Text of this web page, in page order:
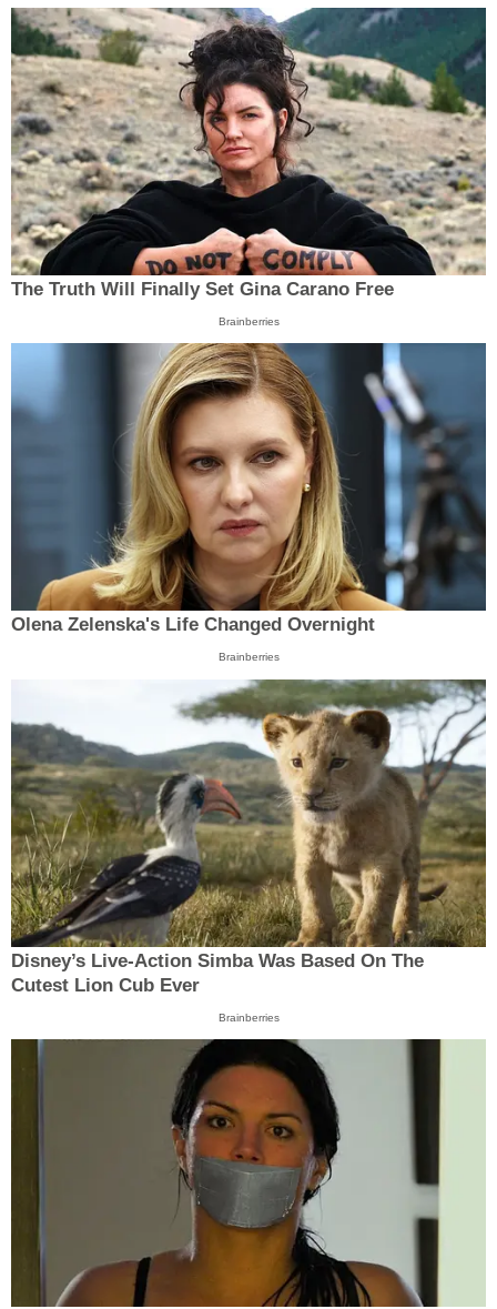
The Truth Will Finally Set Gina Carano Free
Brainberries
Olena Zelenska's Life Changed Overnight
Brainberries
Disney’s Live-Action Simba Was Based On The
Cutest Lion Cub Ever
Brainberries